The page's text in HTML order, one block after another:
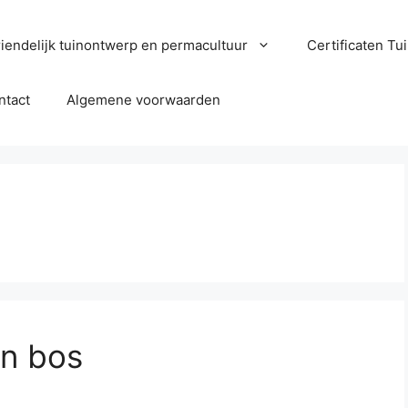
tuinontwerp en permacultuur Certificaten
Algemene voorwaarden
bos